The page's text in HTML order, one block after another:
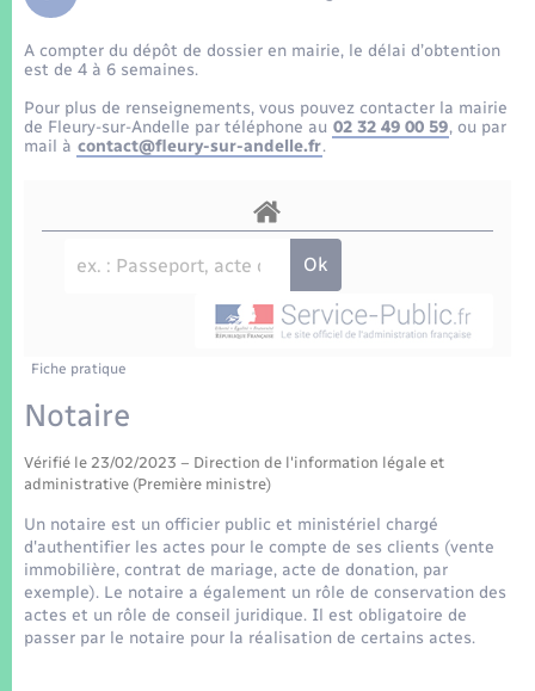
Etat-civil - Papiers - Citoyenneté
Mariage – PACS
Parrainage civil
Logement - Urbanisme
Nouvel habitant
Organisation d’événement
Sécurité - Prévention
Seniors
Transports
Transports scolaires
Travaux - Autorisation d’occupation de l’espace
public
Compétences
Plan interactif
La Communauté de communes
A compter du dépôt de dossier en mairie, le délai d’obtention
est de 4 à 6 semaines.
Pour plus de renseignements, vous pouvez contacter la mairie
de Fleury-sur-Andelle par téléphone au 02 32 49 00 59, ou par
mail à contact@fleury-sur-andelle.fr.
Fiche pratique
Notaire
Vérifié le 23/02/2023 – Direction de l'information légale et
administrative (Première ministre)
Un notaire est un officier public et ministériel chargé
d'authentifier les actes pour le compte de ses clients (vente
immobilière, contrat de mariage, acte de donation, par
exemple). Le notaire a également un rôle de conservation des
actes et un rôle de conseil juridique. Il est obligatoire de
passer par le notaire pour la réalisation de certains actes.